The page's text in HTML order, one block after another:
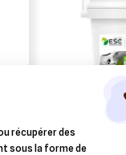
ESC
esc
récupérer des
sous la forme de